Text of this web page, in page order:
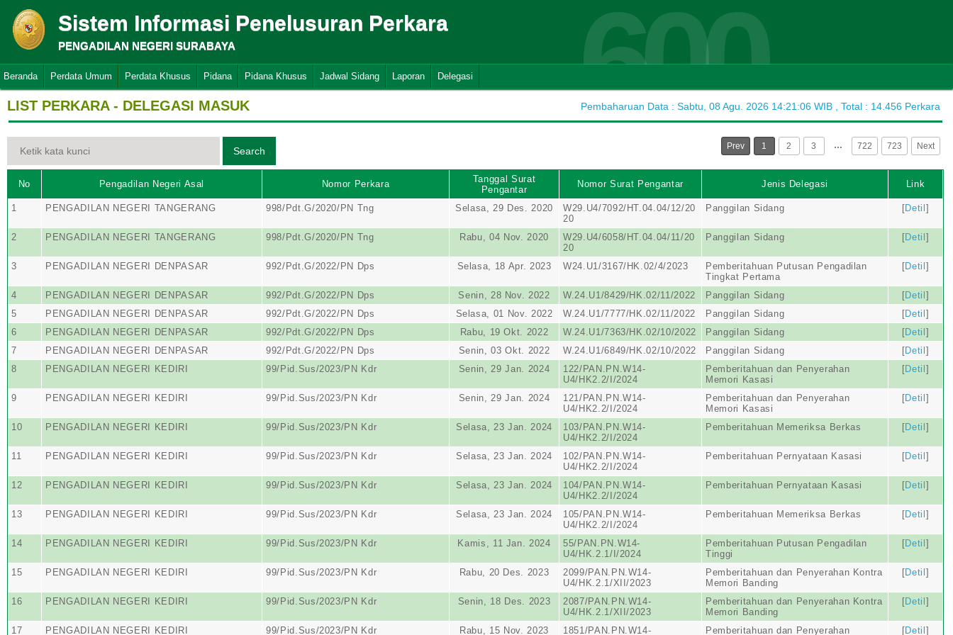
Sistem Informasi Penelusuran Perkara
PENGADILAN NEGERI SURABAYA 600
Beranda Perdata Umum Perdata Khusus Pidana Pidana Khusus Jadwal Sidang Laporan Delegasi
LIST PERKARA - DELEGASI MASUK Pembaharuan Data : Sabtu, 08 Agu. 2026 14:21:06 WIB , Total : 14.456 Perkara
Prev 1 2 3 … 722 723 Next
No Pengadilan Negeri Asal Nomor Perkara
Tanggal Surat
Pengantar
Nomor Surat Pengantar Jenis Delegasi Link
1 PENGADILAN NEGERI TANGERANG 998/Pdt.G/2020/PN Tng Selasa, 29 Des. 2020
W29.U4/7092/HT.04.04/12/20
20
Panggilan Sidang [Detil ]
2 PENGADILAN NEGERI TANGERANG 998/Pdt.G/2020/PN Tng Rabu, 04 Nov. 2020
W29.U4/6058/HT.04.04/11/20
20
Panggilan Sidang [Detil ]
3 PENGADILAN NEGERI DENPASAR 992/Pdt.G/2022/PN Dps Selasa, 18 Apr. 2023 W24.U1/3167/HK.02/4/2023
Pemberitahuan Putusan Pengadilan
Tingkat Pertama
[Detil ]
4 PENGADILAN NEGERI DENPASAR 992/Pdt.G/2022/PN Dps Senin, 28 Nov. 2022 W.24.U1/8429/HK.02/11/2022 Panggilan Sidang [Detil ]
5
PENGADILAN NEGERI DENPASAR 992/Pdt.G/2022/PN Dps Selasa, 01 Nov. 2022 W.24.U1/7777/HK.02/11/2022 Panggilan Sidang [Detil ]
6
PENGADILAN NEGERI DENPASAR 992/Pdt.G/2022/PN Dps Rabu, 19 Okt. 2022 W.24.U1/7363/HK.02/10/2022 Panggilan Sidang [Detil ]
7
PENGADILAN NEGERI DENPASAR 992/Pdt.G/2022/PN Dps Senin, 03 Okt. 2022 W.24.U1/6849/HK.02/10/2022 Panggilan Sidang [Detil ]
8
PENGADILAN NEGERI KEDIRI 99/Pid.Sus/2023/PN Kdr Senin, 29 Jan. 2024
122/PAN.PN.W14-
U4/HK2.2/I/2024
Pemberitahuan dan Penyerahan
Memori Kasasi
[Detil ]
9 PENGADILAN NEGERI KEDIRI 99/Pid.Sus/2023/PN Kdr Senin, 29 Jan. 2024
121/PAN.PN.W14-
U4/HK2.2/I/2024
Pemberitahuan dan Penyerahan
Memori Kasasi
[Detil ]
10 PENGADILAN NEGERI KEDIRI 99/Pid.Sus/2023/PN Kdr Selasa, 23 Jan. 2024
103/PAN.PN.W14-
U4/HK2.2/I/2024
Pemberitahuan Memeriksa Berkas [Detil ]
11 PENGADILAN NEGERI KEDIRI 99/Pid.Sus/2023/PN Kdr Selasa, 23 Jan. 2024
102/PAN.PN.W14-
U4/HK2.2/I/2024
Pemberitahuan Pernyataan Kasasi [Detil ]
12 PENGADILAN NEGERI KEDIRI 99/Pid.Sus/2023/PN Kdr Selasa, 23 Jan. 2024
104/PAN.PN.W14-
U4/HK2.2/I/2024
Pemberitahuan Pernyataan Kasasi [Detil ]
13 PENGADILAN NEGERI KEDIRI 99/Pid.Sus/2023/PN Kdr Selasa, 23 Jan. 2024
105/PAN.PN.W14-
U4/HK2.2/I/2024
Pemberitahuan Memeriksa Berkas [Detil ]
14 PENGADILAN NEGERI KEDIRI 99/Pid.Sus/2023/PN Kdr Kamis, 11 Jan. 2024
55/PAN.PN.W14-
U4/HK.2.1/I/2024
Pemberitahuan Putusan Pengadilan
Tinggi
[Detil ]
15 PENGADILAN NEGERI KEDIRI 99/Pid.Sus/2023/PN Kdr Rabu, 20 Des. 2023
2099/PAN.PN.W14-
U4/HK.2.1/XII/2023
Pemberitahuan dan Penyerahan Kontra
Memori Banding
[Detil ]
16 PENGADILAN NEGERI KEDIRI 99/Pid.Sus/2023/PN Kdr Senin, 18 Des. 2023
2087/PAN.PN.W14-
U4/HK.2.1/XII/2023
Pemberitahuan dan Penyerahan Kontra
Memori Banding
[Detil ]
17 PENGADILAN NEGERI KEDIRI 99/Pid.Sus/2023/PN Kdr Rabu, 15 Nov. 2023 1851/PAN.PN.W14- Pemberitahuan dan Penyerahan [Detil ]